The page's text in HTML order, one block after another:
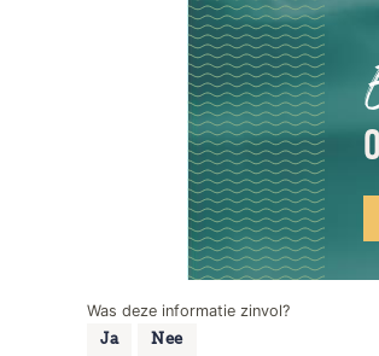
Was deze informatie zinvol?
Ja Nee